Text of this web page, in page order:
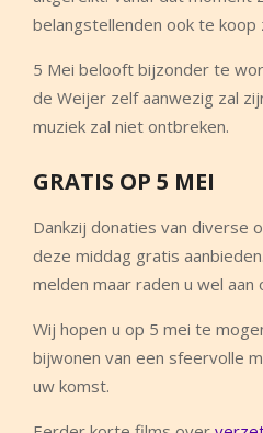
belangstellenden ook te koop
5 Mei belooft bijzonder te
de Weijer zelf aanwezig zal
muziek zal niet ontbreken.
GRATIS OP 5 MEI
Dankzij donaties van diverse
deze middag gratis
melden maar raden u wel
Wij hopen u op 5 mei te
bijwonen van een sfeervolle
uw komst.